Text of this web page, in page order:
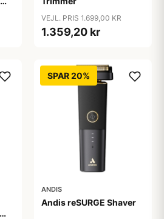
VEJL. PRIS 1.699,00 KR
1.359,20 kr
SPAR 20%
ANDIS
Andis reSURGE Shaver